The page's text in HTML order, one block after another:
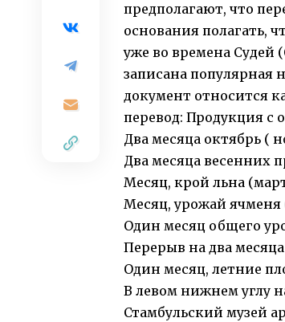
предполагают, что
основания полагать,
уже во времена Судей
записана популярная
документ относится
перевод: Продукция с
Два месяца октябрь (
Два месяца весенних
Месяц, крой льна
Месяц, урожай ячменя
Один месяц общего
Перерыв на два
Один месяц, летние
В левом нижнем углу
Стамбульский музей